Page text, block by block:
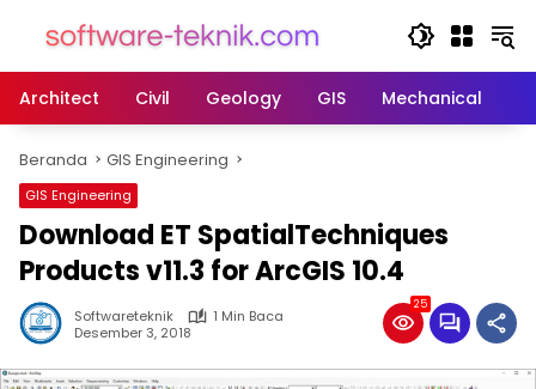
Architect
Civil Geology GIS Mechanical
Beranda GIS Engineering
GIS Engineering
Download ET SpatialTechniques
Products v11.3 for ArcGIS 10.4
Softwareteknik
1 Min Baca
Desember 3, 2018
25